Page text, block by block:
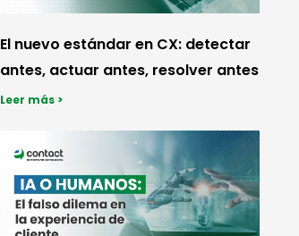
El nuevo estándar en CX: detectar
antes, actuar antes, resolver antes
Leer más >